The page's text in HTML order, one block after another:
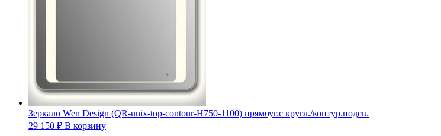
Зеркало Wen Design (QR-unix-top-contour-H750-1100) прямоуг.с кругл./контур.подсв.
29 150 ₽ В корзину